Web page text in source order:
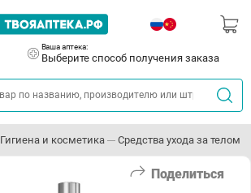
Ваша аптека:
Выберите способ получения заказа
Гигиена и косметика Средства ухода за телом
Поделиться